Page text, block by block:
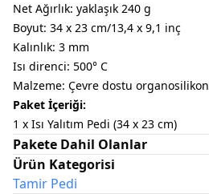
Net Ağırlık: yaklaşık 240 g
Boyut: 34 x 23 cm/13,4 x 9,1 inç
Kalınlık: 3 mm
Isı direnci: 500° C
Malzeme: Çevre dostu organosilikon
Paket İçeriği:
1 x Isı Yalıtım Pedi (34 x 23 cm)
Pakete Dahil Olanlar
Ürün Kategorisi
Tamir Pedi